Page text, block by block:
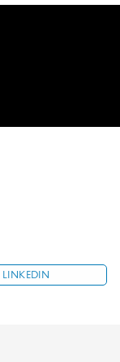
LINKEDIN